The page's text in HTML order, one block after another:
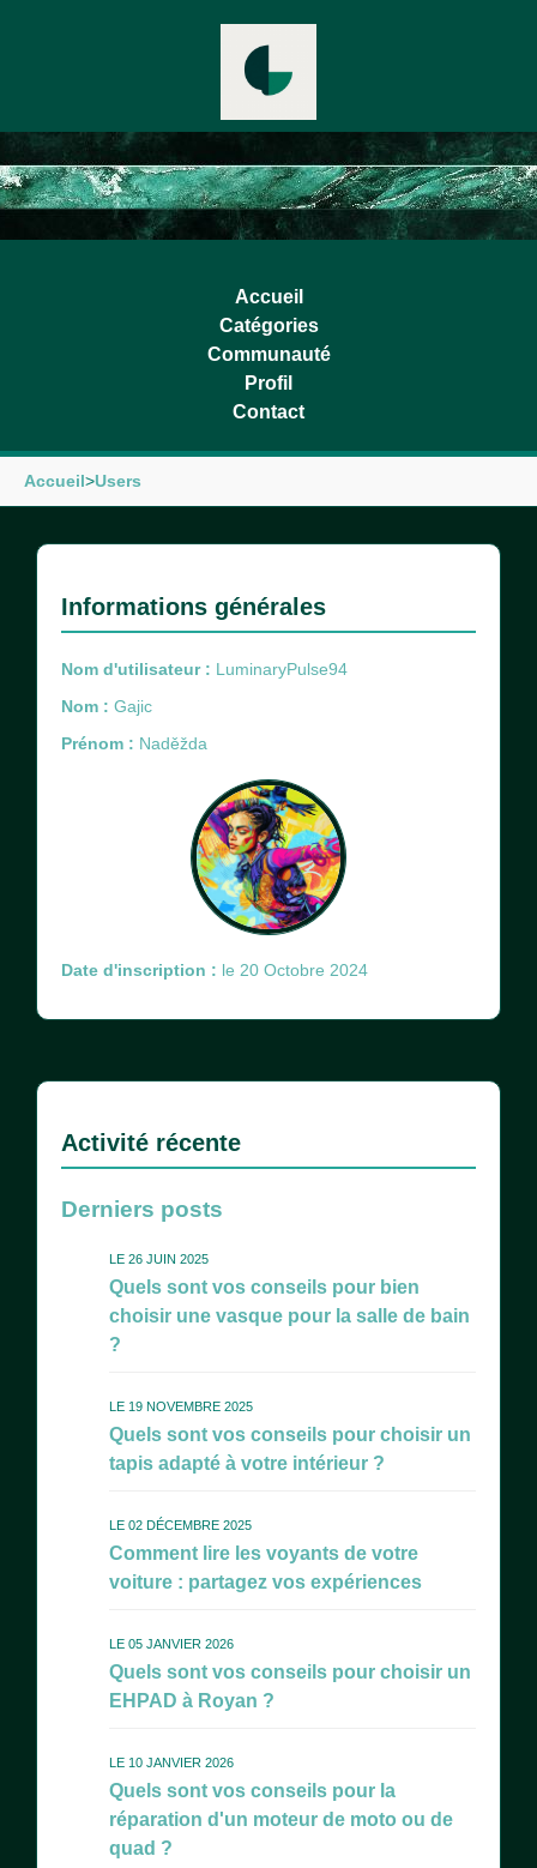
Accueil
Catégories
Communauté
Profil
Contact
Accueil>Users
Informations générales
Nom d'utilisateur : LuminaryPulse94
Nom : Gajic
Prénom : Naděžda
Date d'inscription : le 20 Octobre 2024
Activité récente
Derniers posts
LE 26 JUIN 2025
Quels sont vos conseils pour bien
choisir une vasque pour la salle de bain
?
LE 19 NOVEMBRE 2025
Quels sont vos conseils pour choisir un
tapis adapté à votre intérieur ?
LE 02 DÉCEMBRE 2025
Comment lire les voyants de votre
voiture : partagez vos expériences
LE 05 JANVIER 2026
Quels sont vos conseils pour choisir un
EHPAD à Royan ?
LE 10 JANVIER 2026
Quels sont vos conseils pour la
réparation d'un moteur de moto ou de
quad ?